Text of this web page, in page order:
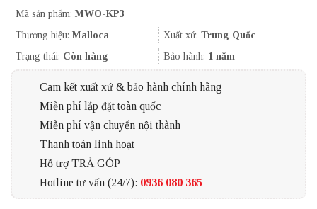
1.836.000₫.là:
1.590.000₫.
Mã sản phẩm: MWO-KP3
Thương hiệu: Malloca Xuất xứ: Trung Quốc
Trạng thái: Còn hàng Bảo hành: 1 năm
Cam kết xuất xứ & bảo hành chính hãng
Miễn phí lắp đặt toàn quốc
Miễn phí vận chuyển nội thành
Thanh toán linh hoạt
Hỗ trợ TRẢ GÓP
Hotline tư vấn (24/7): 0936 080 365